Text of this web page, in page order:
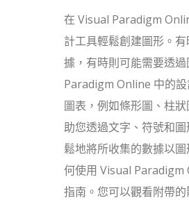
在 Visual Paradigm
計工具輕鬆創建圖形。
據，有時則可能需要透
Paradigm Online 中的
圖表，例如條形圖、柱
助您透過文字、符號和
鬆地將所收集的數據以
何使用 Visual Paradigm
指南。您可以觀看附帶